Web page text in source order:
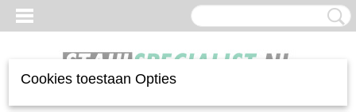
Cookies toestaan Opties